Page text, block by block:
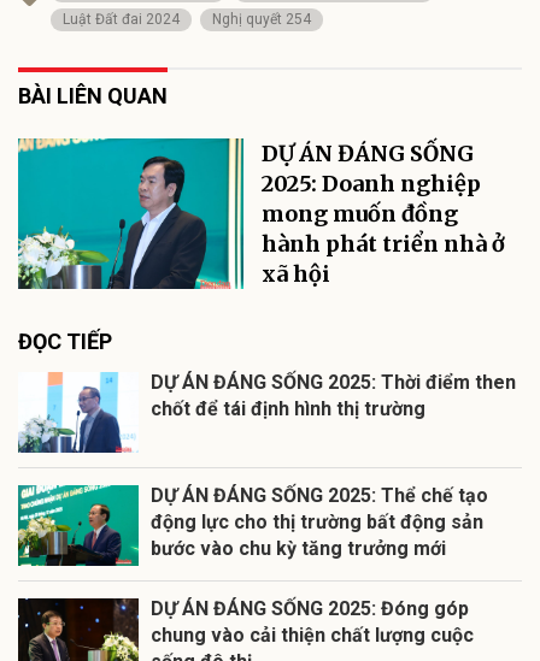
Luật Đất đai 2024
Nghị quyết 254
BÀI LIÊN QUAN
DỰ ÁN ĐÁNG SỐNG
2025: Doanh nghiệp
mong muốn đồng
hành phát triển nhà ở
xã hội
ĐỌC TIẾP
DỰ ÁN ĐÁNG SỐNG 2025: Thời điểm then
chốt để tái định hình thị trường
DỰ ÁN ĐÁNG SỐNG 2025: Thể chế tạo
động lực cho thị trường bất động sản
bước vào chu kỳ tăng trưởng mới
DỰ ÁN ĐÁNG SỐNG 2025: Đóng góp
chung vào cải thiện chất lượng cuộc